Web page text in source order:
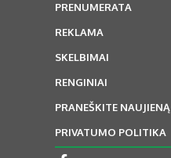
PRENUMERATA
REKLAMA
SKELBIMAI
RENGINIAI
PRANEŠKITE NAUJIENĄ
PRIVATUMO POLITIKA